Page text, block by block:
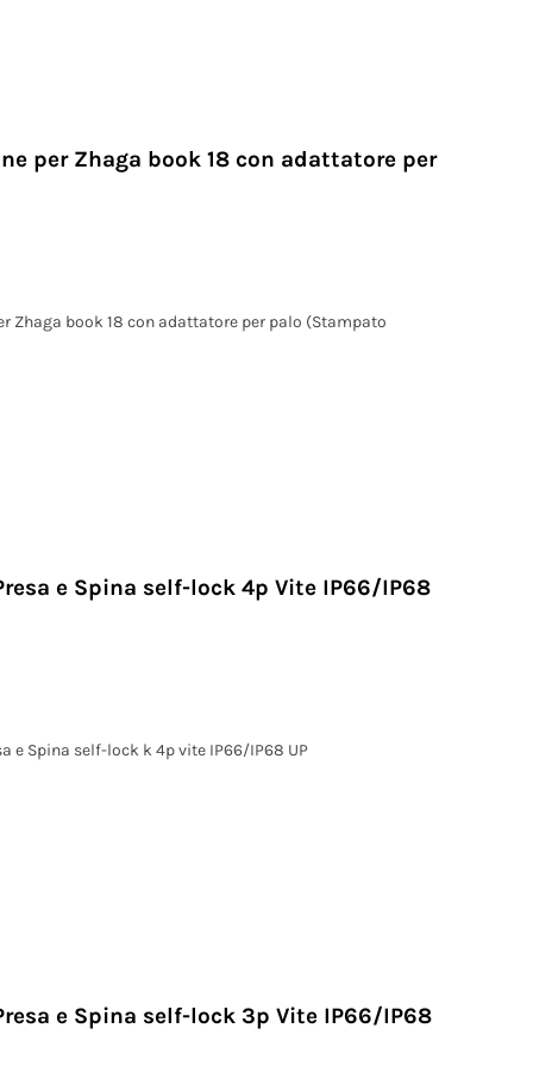
per Zhaga book 18 con adattatore per
Zhaga book 18 con adattatore per palo (Stampato
e Spina self-lock 4p Vite IP66/IP68
e Spina self-lock k 4p vite IP66/IP68 UP
e Spina self-lock 3p Vite IP66/IP68